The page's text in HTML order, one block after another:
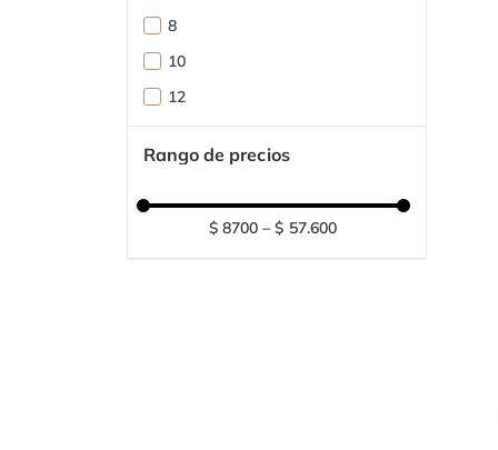
GRIS JASPE
Morazul
Multicolor
Rojo
8
10
12
14
Rango de precios
$ 8700 – $ 57.600